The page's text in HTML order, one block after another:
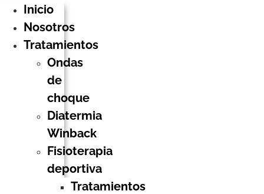
Inicio
Nosotros
Tratamientos
Ondas
de
choque
Diatermia
Winback
Fisioterapia
deportiva
Tratamientos